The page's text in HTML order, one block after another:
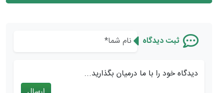
ثبت دیدگاه
دیدگاه خود را با ما درمیان بگذارید...